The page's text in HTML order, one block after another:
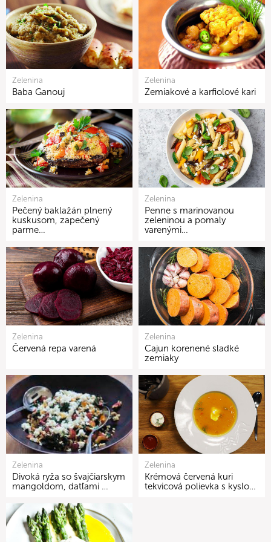
Zelenina
Baba Ganouj
Zelenina
Zemiakové a karfiolové kari
Zelenina
Pečený baklažán plnený
kuskusom, zapečený
parme…
Zelenina
Penne s marinovanou
zeleninou a pomaly
varenými…
Zelenina
Červená repa varená
Zelenina
Cajun korenené sladké
zemiaky
Zelenina
Divoká ryža so švajčiarskym
mangoldom, datľami …
Zelenina
Krémová červená kuri
tekvicová polievka s kyslo…